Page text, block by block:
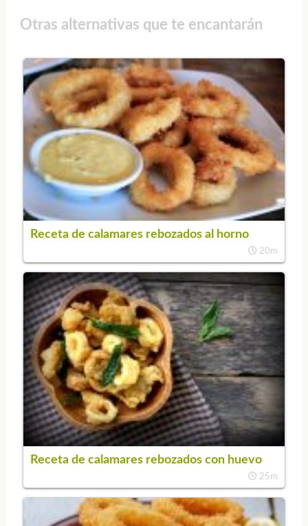
Otras alternativas que te encantarán
Receta de calamares rebozados al horno
20m
Receta de calamares rebozados con huevo
25m